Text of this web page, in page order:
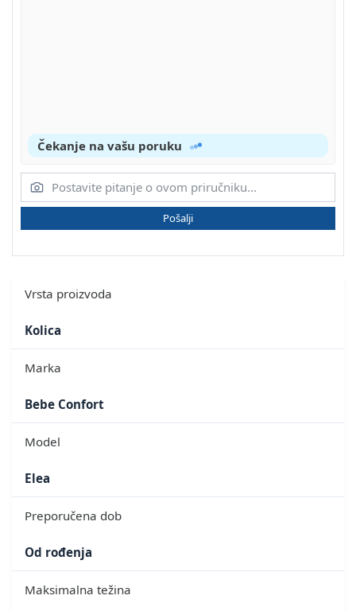
Čekanje na vašu poruku
Pošalji
Vrsta proizvoda
Kolica
Marka
Bebe Confort
Model
Elea
Preporučena dob
Od rođenja
Maksimalna težina